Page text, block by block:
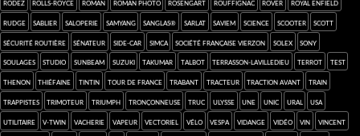
Rodez Rolls-Royce roman roman photo Rosengart Rouffignac Rover Royal Enfield
Rudge Sablier saloperie Samyang Sanglas® Sarlat SAVIEM science scooter Scott
sécurité routière sénateur side-car SIMCA Société Française Vierzon Solex SONY
Soulages studio Sunbeam Suzuki Takumar Talbot Terrasson-Lavilledieu Terrot test
Thenon Thiéfaine Tintin Tour de France Trabant tracteur Traction Avant Train
trappistes Trimoteur Triumph tronçonneuse truc Ulysse une Unic Ural USA
utilitaire V-Twin vacherie vapeur vectoriel Vélo Vespa vidange vidéo vin Vincent